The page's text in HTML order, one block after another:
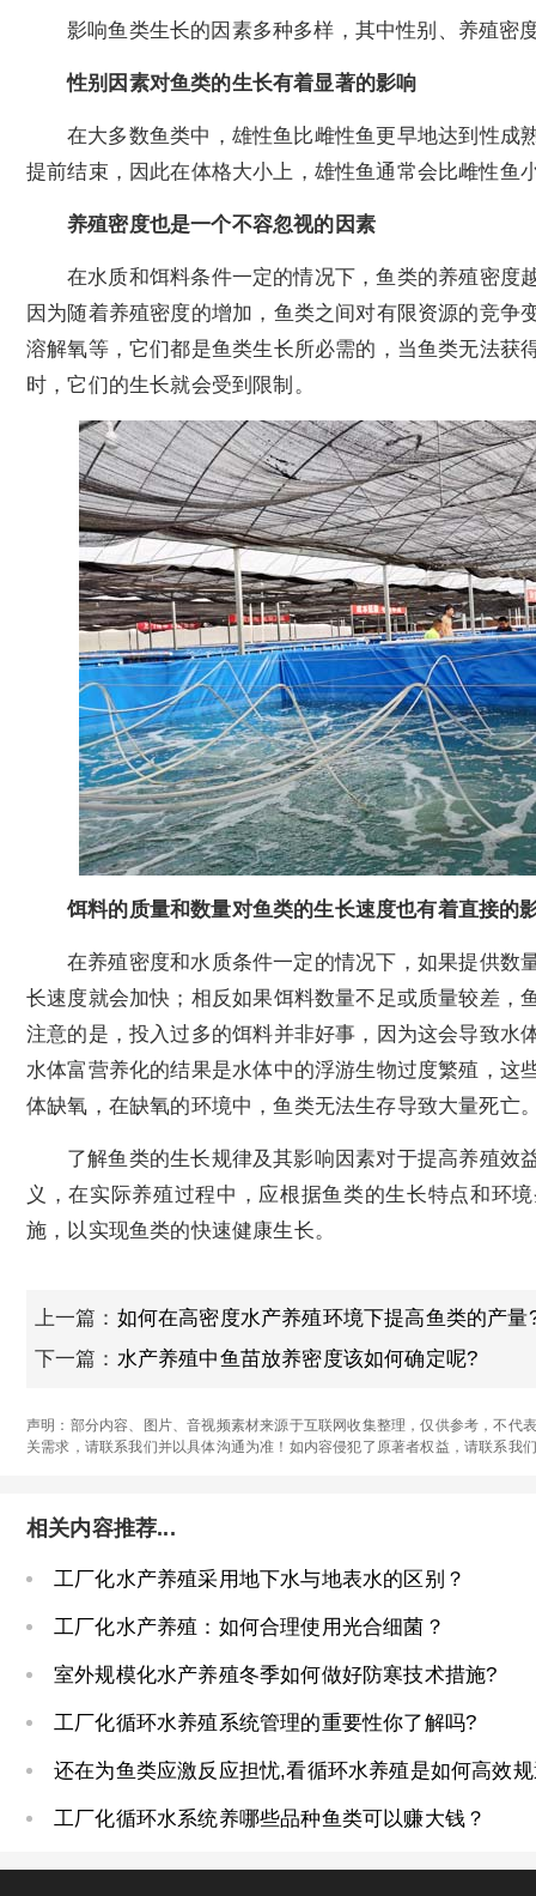
影响鱼类生长的因素多种多样，其中性别、养殖密
性别因素对鱼类的生长有着显著的影响
在大多数鱼类中，雄性鱼比雌性鱼更早地达到性成
提前结束，因此在体格大小上，雄性鱼通常会比雌性鱼
养殖密度也是一个不容忽视的因素
在水质和饵料条件一定的情况下，鱼类的养殖密度
因为随着养殖密度的增加，鱼类之间对有限资源的竞争
溶解氧等，它们都是鱼类生长所必需的，当鱼类无法获
时，它们的生长就会受到限制。
饵料的质量和数量对鱼类的生长速度也有着直接的
在养殖密度和水质条件一定的情况下，如果提供数
长速度就会加快；相反如果饵料数量不足或质量较差，
注意的是，投入过多的饵料并非好事，因为这会导致水
水体富营养化的结果是水体中的浮游生物过度繁殖，这
体缺氧，在缺氧的环境中，鱼类无法生存导致大量死亡
了解鱼类的生长规律及其影响因素对于提高养殖效
义，在实际养殖过程中，应根据鱼类的生长特点和环
施，以实现鱼类的快速健康生长。
上一篇： 如何在高密度水产养殖环境下提高鱼类的产量
下一篇： 水产养殖中鱼苗放养密度该如何确定呢?
声明：部分内容、图片、音视频素材来源于互联网收集整理，仅供参考，不代
关需求，请联系我们并以具体沟通为准！如内容侵犯了原著者权益，请联系我
相关内容推荐...
工厂化水产养殖采用地下水与地表水的区别？
工厂化水产养殖：如何合理使用光合细菌？
室外规模化水产养殖冬季如何做好防寒技术措施?
工厂化循环水养殖系统管理的重要性你了解吗?
还在为鱼类应激反应担忧,看循环水养殖是如何高效
工厂化循环水系统养哪些品种鱼类可以赚大钱？